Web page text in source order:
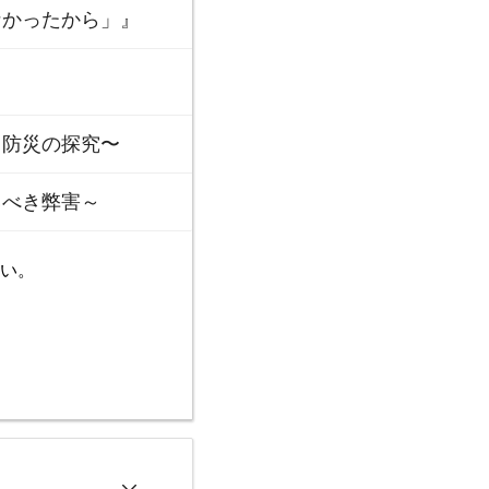
ったから」』
災の探究〜
き弊害～
。